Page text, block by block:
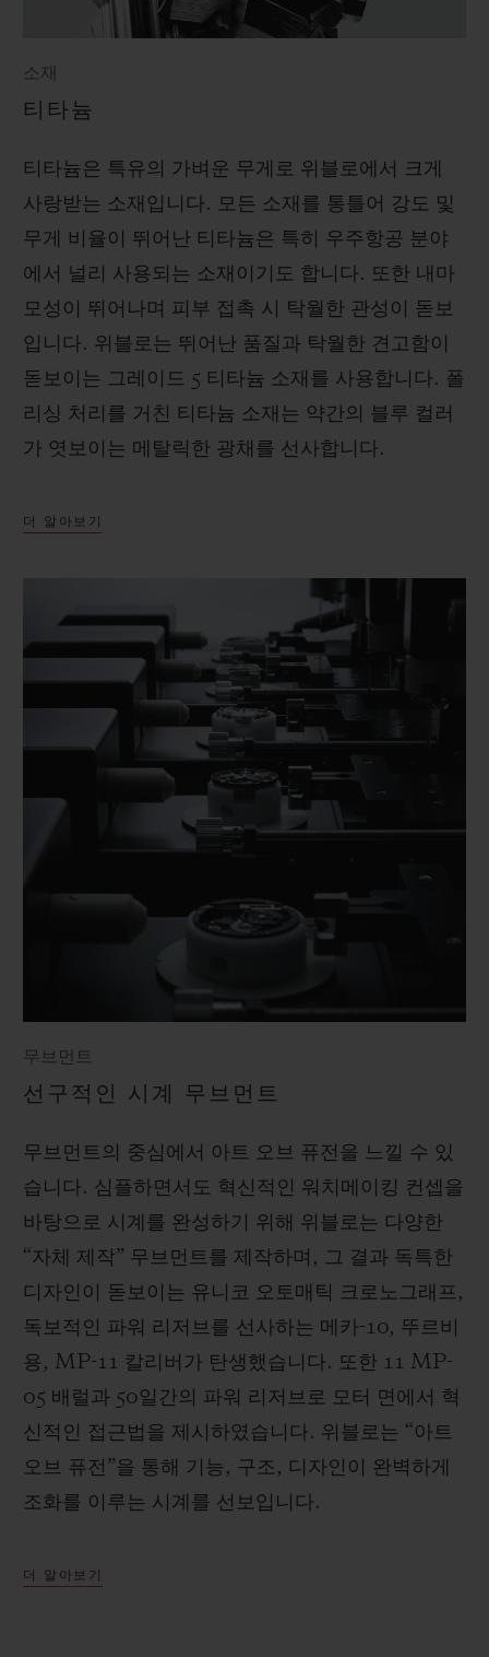
소재
티타늄
티타늄은 특유의 가벼운 무게로 위블로에서 크게
사랑받는 소재입니다. 모든 소재를 통틀어 강도 및
무게 비율이 뛰어난 티타늄은 특히 우주항공 분야
에서 널리 사용되는 소재이기도 합니다. 또한 내마
모성이 뛰어나며 피부 접촉 시 탁월한 관성이 돋보
입니다. 위블로는 뛰어난 품질과 탁월한 견고함이
돋보이는 그레이드 5 티타늄 소재를 사용합니다. 폴
리싱 처리를 거친 티타늄 소재는 약간의 블루 컬러
가 엿보이는 메탈릭한 광채를 선사합니다.
더 알아보기
무브먼트
선구적인 시계 무브먼트
무브먼트의 중심에서 아트 오브 퓨전을 느낄 수 있
습니다. 심플하면서도 혁신적인 워치메이킹 컨셉을
바탕으로 시계를 완성하기 위해 위블로는 다양한
“자체 제작” 무브먼트를 제작하며, 그 결과 독특한
디자인이 돋보이는 유니코 오토매틱 크로노그래프,
독보적인 파워 리저브를 선사하는 메카-10, 뚜르비
용, MP-11 칼리버가 탄생했습니다. 또한 11 MP-
05 배럴과 50일간의 파워 리저브로 모터 면에서 혁
신적인 접근법을 제시하였습니다. 위블로는 “아트
오브 퓨전”을 통해 기능, 구조, 디자인이 완벽하게
조화를 이루는 시계를 선보입니다.
더 알아보기